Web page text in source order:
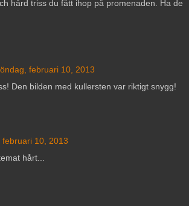
hård triss du fått ihop på promenaden. Ha de
februari 10, 2013
Den bilden med kullersten var riktigt snygg!
februari 10, 2013
hårt...